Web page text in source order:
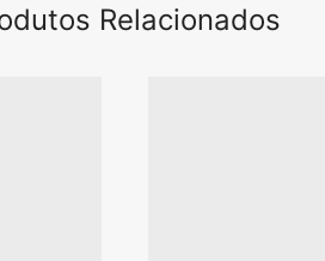
Relacionados